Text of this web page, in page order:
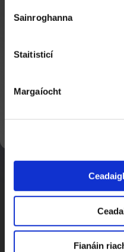
Sainroghanna
Staitisticí
Margaíocht
Fianáin